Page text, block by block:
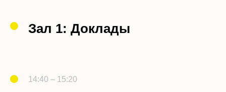
Зал 1: Доклады
14:40 – 15:20